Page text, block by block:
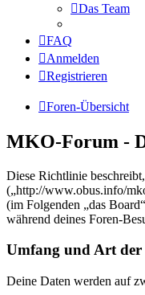
Das Team
FAQ
Anmelden
Registrieren
Foren-Übersicht
MKO-Forum -
Diese Richtlinie
(„http://www.obus.info/
(im Folgenden „das
während deines Foren-
Umfang und Art der
Deine Daten werden auf